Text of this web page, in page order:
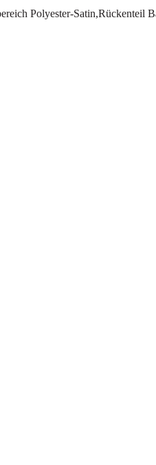
Polyester-Satin,Rückenteil